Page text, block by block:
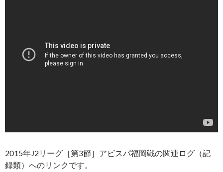
2015年J2リーグ［第3節］アビスパ福岡戦の関連ログ（記
録類）へのリンクです。